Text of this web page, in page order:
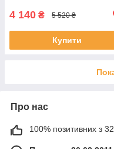
4 140 ₴ 5 520 ₴
Купити
Про нас
100% позитивних з 32